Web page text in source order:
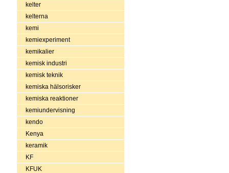
kelter
kelterna
kemi
kemiexperiment
kemikalier
kemisk industri
kemisk teknik
kemiska hälsorisker
kemiska reaktioner
kemiundervisning
kendo
Kenya
keramik
KF
KFUK